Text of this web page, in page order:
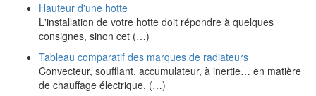
Hauteur d'une hotte
L'installation de votre hotte doit répondre à quelques
consignes, sinon cet (…)
Tableau comparatif des marques de radiateurs
Convecteur, soufflant, accumulateur, à inertie… en matière
de chauffage électrique, (…)